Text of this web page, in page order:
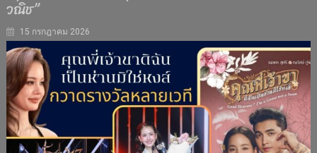
วณิช”
15 กรกฎาคม 2026